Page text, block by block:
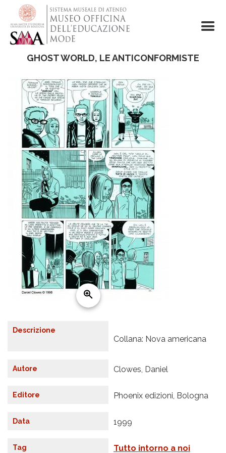
contenuto
principale
GHOST WORLD, LE ANTICONFORMISTE
Descrizione
Collana: Nova americana
Autore Clowes, Daniel
Editore Phoenix edizioni, Bologna
Data 1999
Tag Tutto intorno a noi